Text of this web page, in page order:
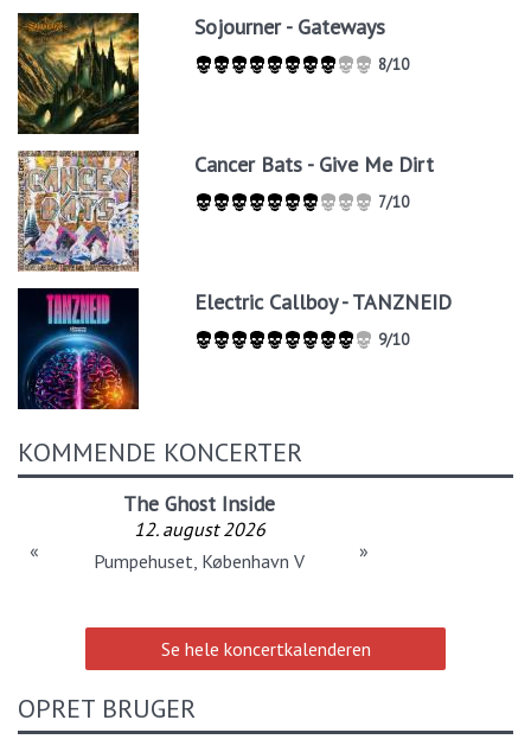
Sojourner - Gateways
8/10
Cancer Bats - Give Me Dirt
7/10
Electric Callboy - TANZNEID
9/10
KOMMENDE KONCERTER
Tailgunner
12. august 2026
Spillestedet Stengade, København N
« »
Se hele koncertkalenderen
OPRET BRUGER